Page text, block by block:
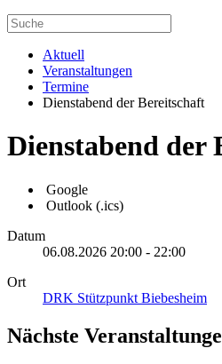
Aktuell
Veranstaltungen
Termine
Dienstabend der Bereitschaft
Dienstabend der
Google
Outlook (.ics)
Datum
06.08.2026 20:00 - 22:00
Ort
DRK Stützpunkt Biebesheim
Nächste